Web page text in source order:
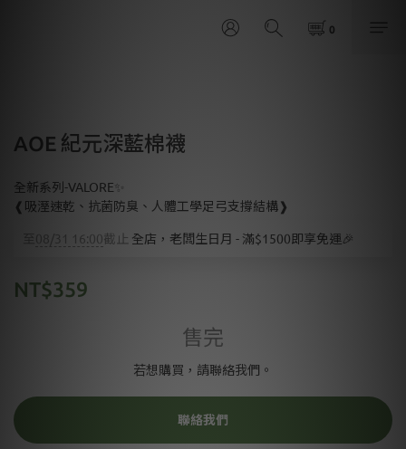
AOE 紀元深藍棉襪
全新系列-VALORE✨
❰吸溼速乾、抗菌防臭、人體工學足弓支撐結構❱
08/31 16:00截止 全店，老闆生日月 - 滿$1500即享免運🎉
NT$359
售完
若想購買，請聯絡我們。
聯絡我們